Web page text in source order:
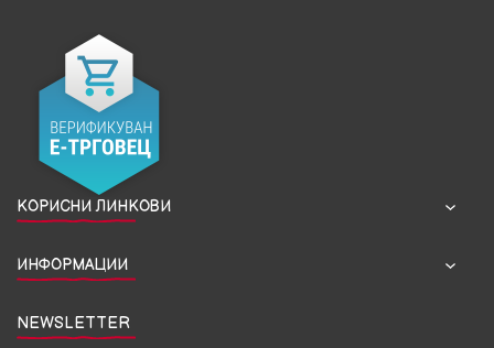
КОРИСНИ ЛИНКОВИ
ИНФОРМАЦИИ
NEWSLETTER